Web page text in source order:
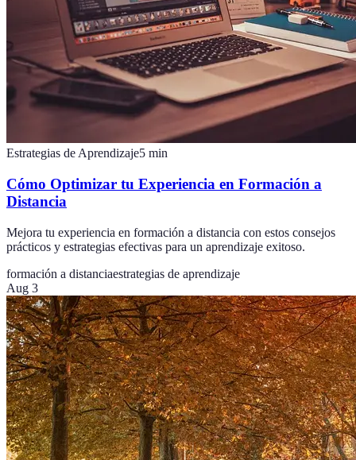
Estrategias de Aprendizaje5 min
Cómo Optimizar tu Experiencia en Formación a
Distancia
Mejora tu experiencia en formación a distancia con estos consejos
prácticos y estrategias efectivas para un aprendizaje exitoso.
formación a distanciaestrategias de aprendizaje
Aug 3